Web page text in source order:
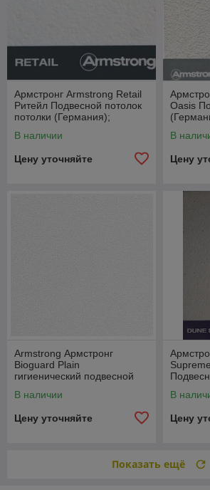
Армстронг Armstrong Retail
Ритейл Подвесной потолок
потолки (Германия);
Беларуси
В наличии
Цену уточняйте
Oasis
В
Цену
Armstrong Армстронг
Bioguard Plain
гигиенический подвесной
здравоохранения
В наличии
Цену уточняйте
В
Цену
Показать ещё